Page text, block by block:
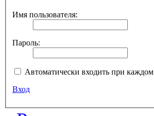
Имя пользователя:
Пароль:
Автоматически входить при
Вход